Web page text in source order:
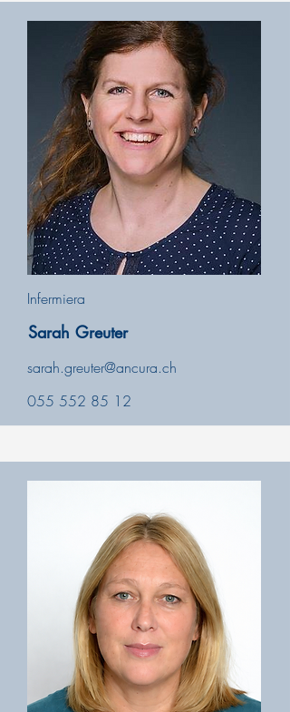
Infermiera
Sarah Greuter
sarah.greuter@ancura.ch
055 552 85 12